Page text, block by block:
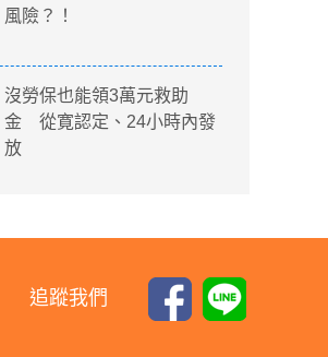
風險？！
沒勞保也能領3萬元救助
金 從寛認定、24小時內發
放
追蹤我們